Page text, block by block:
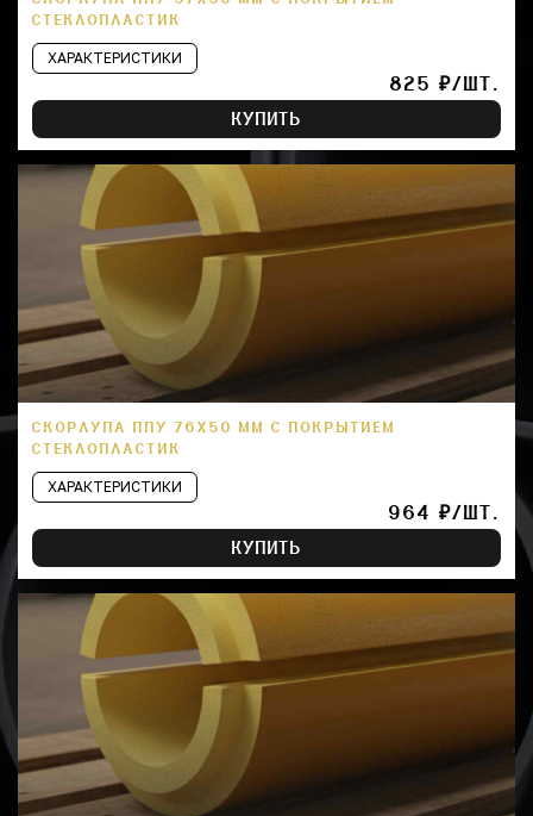
СТЕКЛОПЛАСТИК
ХАРАКТЕРИСТИКИ
825 ₽/ШТ.
КУПИТЬ
СКОРЛУПА ППУ 76Х50 ММ С ПОКРЫТИЕМ
СТЕКЛОПЛАСТИК
ХАРАКТЕРИСТИКИ
964 ₽/ШТ.
КУПИТЬ